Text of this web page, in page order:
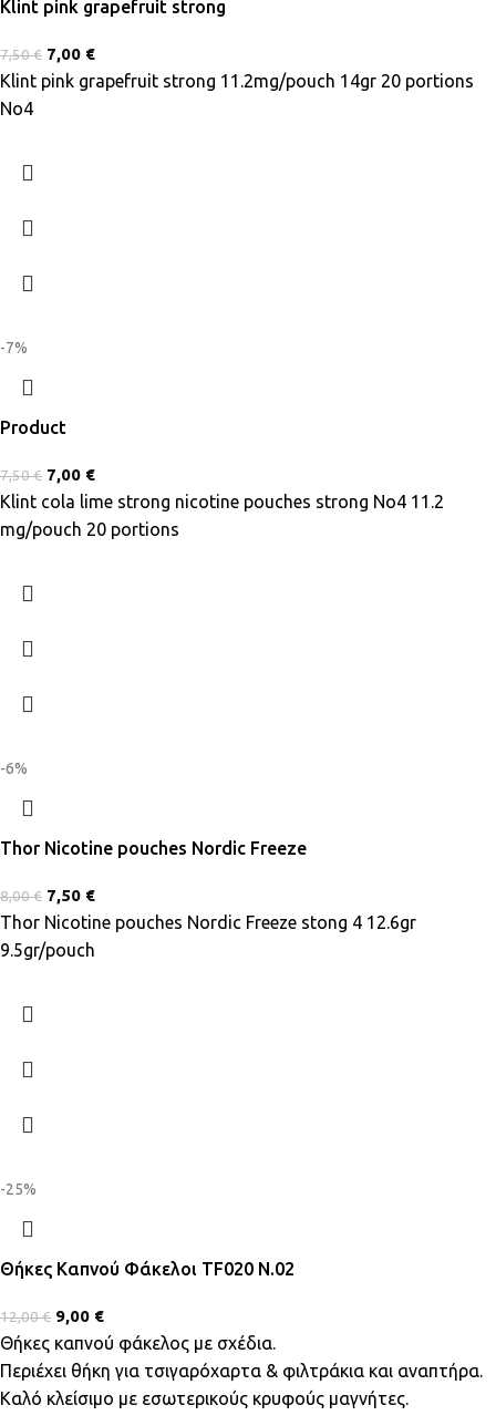
Klint pink grapefruit strong
7,50€ 7,00 €
Klint pink grapefruit strong 11.2mg/pouch 14gr 20 portions
No4
-7%
Product
7,50€ 7,00 €
Klint cola lime strong nicotine pouches strong No4 11.2
mg/pouch 20 portions
-6%
Thor Nicotine pouches Nordic Freeze
8,00€ 7,50 €
Thor Nicotine pouches Nordic Freeze stong 4 12.6gr
9.5gr/pouch
-25%
Θήκες Καπνού Φάκελοι TF020 N.02
12,00€ 9,00 €
Θήκες καπνού φάκελος με σχέδια.
Περιέχει θήκη για τσιγαρόχαρτα & φιλτράκια και αναπτήρα.
Καλό κλείσιμο με εσωτερικούς κρυφούς μαγνήτες.